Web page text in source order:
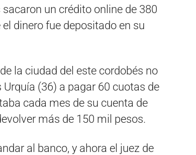
un crédito online de 380
dinero fue depositado en su
la ciudad del este cordobés no
(36) a pagar 60 cuotas de
cada mes de su cuenta de
más de 150 mil pesos.
al banco, y ahora el juez de